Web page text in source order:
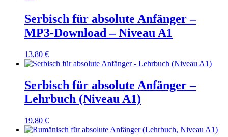
Serbisch für absolute Anfänger –
MP3-Download – Niveau A1
13,80 €
Serbisch für absolute Anfänger –
Lehrbuch (Niveau A1)
19,80 €